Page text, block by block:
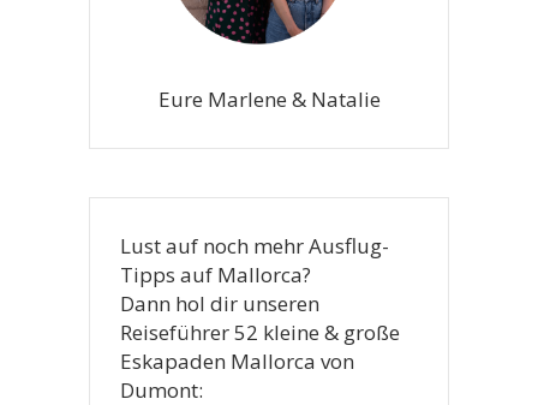
Eure Marlene & Natalie
Lust auf noch mehr Ausflug-
Tipps auf Mallorca?
Dann hol dir unseren
Reiseführer 52 kleine & große
Eskapaden Mallorca von
Dumont: